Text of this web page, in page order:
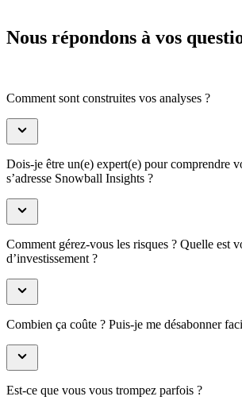
Nous répondons à vos
Comment sont construites vos analyses ?
Dois-je être un(e) expert(e) pour comprendre
s’adresse Snowball Insights ?
Comment gérez-vous les risques ? Quelle est
d’investissement ?
Combien ça coûte ? Puis-je me désabonner
Est-ce que vous vous trompez parfois ?